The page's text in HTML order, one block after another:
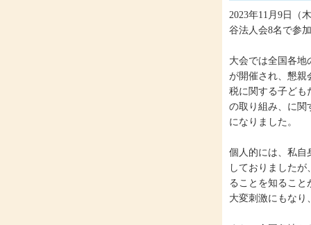
2023年11月9日（
谷法人会8名で参
大会では全国各地
が開催され、懇親
税に関する子ども
の取り組み、に関
になりました。
個人的には、私自
しておりました
ることを知ること
大変刺激にもなり